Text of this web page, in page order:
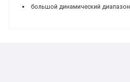
большой динамический диапазон